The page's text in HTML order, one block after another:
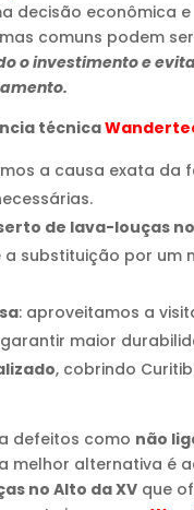
decisão econômica e
comuns podem
o investimento e
técnica
a causa exata da
de lava-louças
substituição por um
: aproveitamos a
maior
, cobrindo
defeitos como não
melhor alternativa é
no Alto da XV que